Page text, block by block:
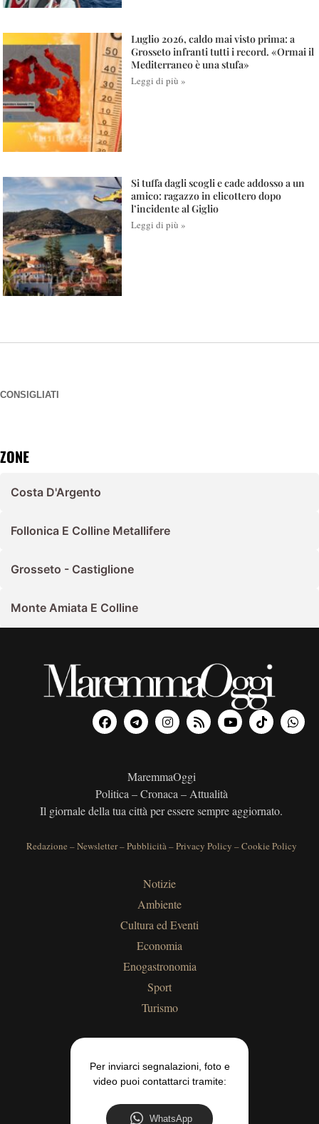
Luglio 2026, caldo mai visto prima: a
Grosseto infranti tutti i record. «Ormai il
Mediterraneo è una stufa»
Leggi di più »
Si tuffa dagli scogli e cade addosso a un
amico: ragazzo in elicottero dopo
l’incidente al Giglio
Leggi di più »
CONSIGLIATI
ZONE
Costa D'Argento
Follonica E Colline Metallifere
Grosseto - Castiglione
Monte Amiata E Colline
MaremmaOggi
Politica – Cronaca – Attualità
Il giornale della tua città per essere sempre aggiornato.
Redazione –Newsletter–Pubblicità–Privacy Policy –Cookie Policy
Notizie
Ambiente
Cultura ed Eventi
Economia
Enogastronomia
Sport
Turismo
Per inviarci segnalazioni, foto e
video puoi contattarci tramite:
WhatsApp